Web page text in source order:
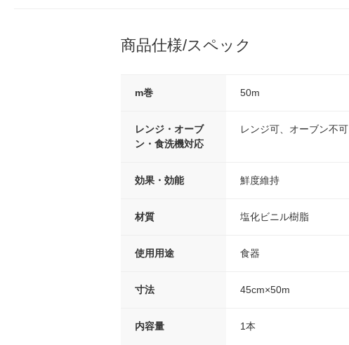
商品仕様/スペック
m巻 50m
レンジ・オーブ
ン・食洗機対応
レンジ可、オーブン不可
効果・効能 鮮度維持
材質 塩化ビニル樹脂
使用用途 食器
寸法 45cm×50m
内容量 1本